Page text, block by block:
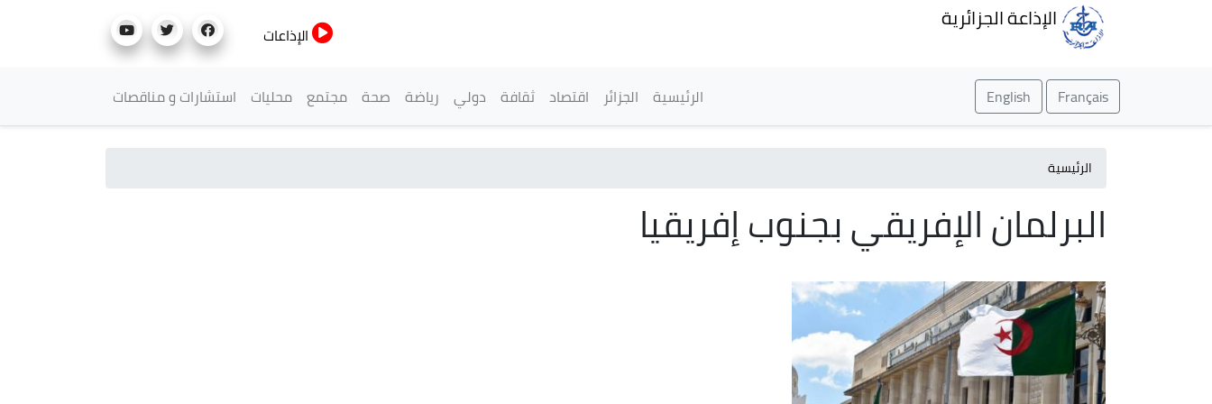
الإذاعة الجزائرية
الإذاعات
Français
English القائمة الرئيسية
الرئيسية الجزائر اقتصاد ثقافة دولي رياضة صحة مجتمع محليات استشارات و مناقصات
الرئيسية
البرلمان الإفريقي بجنوب إفريقيا